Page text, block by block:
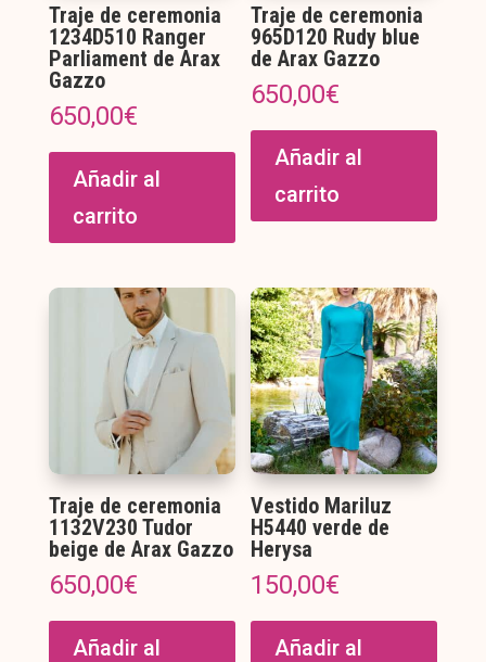
Traje de ceremonia
1234D510 Ranger
Parliament de Arax
Gazzo
650,00€
Añadir al
carrito
Traje de ceremonia
965D120 Rudy blue
de Arax Gazzo
650,00€
Añadir al
carrito
Traje de ceremonia
1132V230 Tudor
beige de Arax Gazzo
650,00€
Añadir al
Vestido Mariluz
H5440 verde de
Herysa
150,00€
Añadir al